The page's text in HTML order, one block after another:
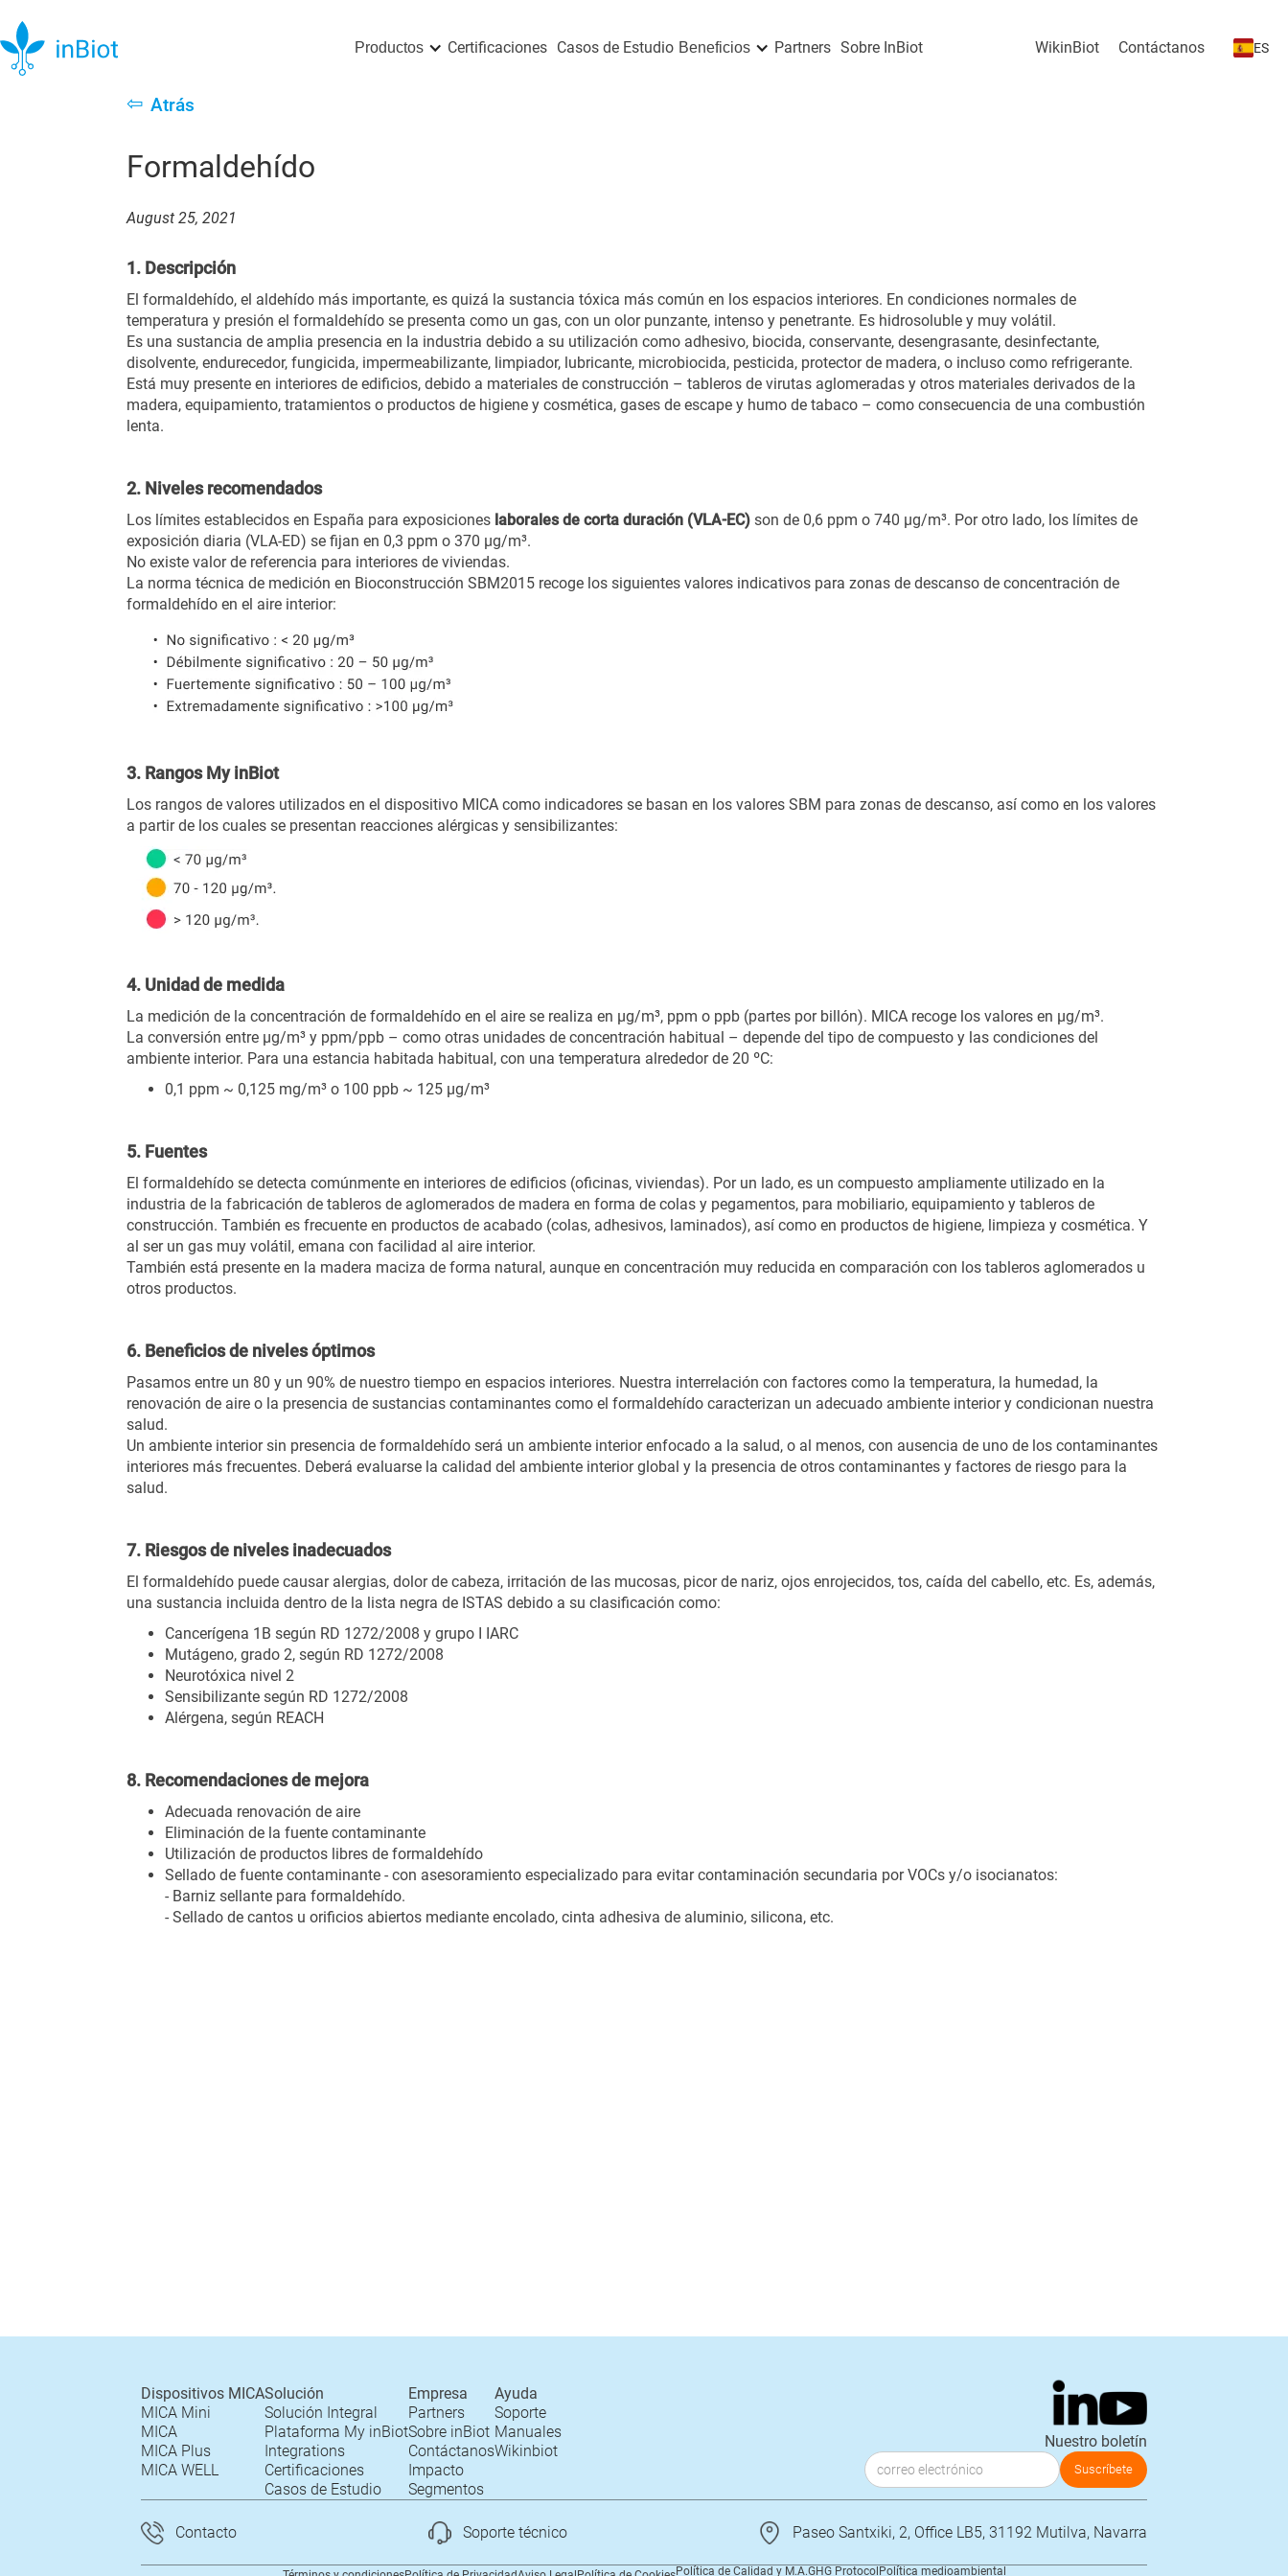
Productos Certificaciones Casos de Estudio Beneficios Partners Sobre InBiot WikinBiot Contáctanos ES
⇦ Atrás
Formaldehído
August 25, 2021
1. Descripción
El formaldehído, el aldehído más importante, es quizá la sustancia tóxica más común en los espacios interiores. En condiciones normales de
temperatura y presión el formaldehído se presenta como un gas, con un olor punzante, intenso y penetrante. Es hidrosoluble y muy volátil.
Es una sustancia de amplia presencia en la industria debido a su utilización como adhesivo, biocida, conservante, desengrasante, desinfectante,
disolvente, endurecedor, fungicida, impermeabilizante, limpiador, lubricante, microbiocida, pesticida, protector de madera, o incluso como refrigerante.
Está muy presente en interiores de edificios, debido a materiales de construcción – tableros de virutas aglomeradas y otros materiales derivados de la
madera, equipamiento, tratamientos o productos de higiene y cosmética, gases de escape y humo de tabaco – como consecuencia de una combustión
lenta.
2. Niveles recomendados
Los límites establecidos en España para exposiciones laborales de corta duración (VLA-EC) son de 0,6 ppm o 740 µg/m³. Por otro lado, los límites de
exposición diaria (VLA-ED) se fijan en 0,3 ppm o 370 µg/m³.
No existe valor de referencia para interiores de viviendas.
La norma técnica de medición en Bioconstrucción SBM2015 recoge los siguientes valores indicativos para zonas de descanso de concentración de
formaldehído en el aire interior:
3. Rangos My inBiot
Los rangos de valores utilizados en el dispositivo MICA como indicadores se basan en los valores SBM para zonas de descanso, así como en los valores
a partir de los cuales se presentan reacciones alérgicas y sensibilizantes:
4. Unidad de medida
La medición de la concentración de formaldehído en el aire se realiza en µg/m³, ppm o ppb (partes por billón). MICA recoge los valores en µg/m³.
La conversión entre µg/m³ y ppm/ppb – como otras unidades de concentración habitual – depende del tipo de compuesto y las condiciones del
ambiente interior. Para una estancia habitada habitual, con una temperatura alrededor de 20 ºC:
0,1 ppm ~ 0,125 mg/m³ o 100 ppb ~ 125 µg/m³
5. Fuentes
El formaldehído se detecta comúnmente en interiores de edificios (oficinas, viviendas). Por un lado, es un compuesto ampliamente utilizado en la
industria de la fabricación de tableros de aglomerados de madera en forma de colas y pegamentos, para mobiliario, equipamiento y tableros de
construcción. También es frecuente en productos de acabado (colas, adhesivos, laminados), así como en productos de higiene, limpieza y cosmética. Y
al ser un gas muy volátil, emana con facilidad al aire interior.
También está presente en la madera maciza de forma natural, aunque en concentración muy reducida en comparación con los tableros aglomerados u
otros productos.
6. Beneficios de niveles óptimos
Pasamos entre un 80 y un 90% de nuestro tiempo en espacios interiores. Nuestra interrelación con factores como la temperatura, la humedad, la
renovación de aire o la presencia de sustancias contaminantes como el formaldehído caracterizan un adecuado ambiente interior y condicionan nuestra
salud.
Un ambiente interior sin presencia de formaldehído será un ambiente interior enfocado a la salud, o al menos, con ausencia de uno de los contaminantes
interiores más frecuentes. Deberá evaluarse la calidad del ambiente interior global y la presencia de otros contaminantes y factores de riesgo para la
salud.
7. Riesgos de niveles inadecuados
El formaldehído puede causar alergias, dolor de cabeza, irritación de las mucosas, picor de nariz, ojos enrojecidos, tos, caída del cabello, etc. Es, además,
una sustancia incluida dentro de la lista negra de ISTAS debido a su clasificación como:
Cancerígena 1B según RD 1272/2008 y grupo I IARC
Mutágeno, grado 2, según RD 1272/2008
Neurotóxica nivel 2
Sensibilizante según RD 1272/2008
Alérgena, según REACH
8. Recomendaciones de mejora
Adecuada renovación de aire
Eliminación de la fuente contaminante
Utilización de productos libres de formaldehído
Sellado de fuente contaminante - con asesoramiento especializado para evitar contaminación secundaria por VOCs y/o isocianatos:
- Barniz sellante para formaldehído.
- Sellado de cantos u orificios abiertos mediante encolado, cinta adhesiva de aluminio, silicona, etc.
Dispositivos MICA
MICA Mini
MICA
MICA Plus
MICA WELL
Solución
Solución Integral
Plataforma My inBiot
Integrations
Certificaciones
Casos de Estudio
Empresa
Partners
Sobre inBiot
Contáctanos
Impacto
Segmentos
Ayuda
Soporte
Manuales
Wikinbiot
Nuestro boletín
Contacto Soporte técnico Paseo Santxiki, 2, Office LB5, 31192 Mutilva, Navarra
Política de Calidad y M.A.GHG Protocol Política medioambiental